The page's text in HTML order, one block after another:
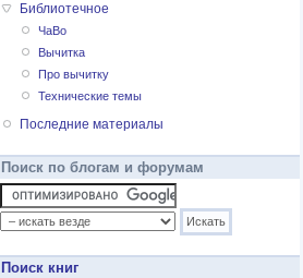
Библиотечное
ЧаВо
Вычитка
Про вычитку
Технические темы
Последние материалы
Поиск по блогам и форумам
Поиск книг